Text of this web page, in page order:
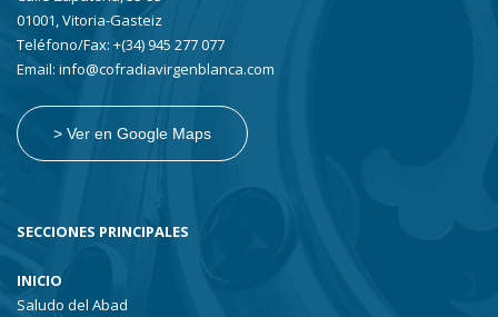
01001, Vitoria-Gasteiz
Teléfono/Fax: +(34) 945 277 077
Email: info@cofradiavirgenblanca.com
> Ver en Google Maps
SECCIONES PRINCIPALES
INICIO
Saludo del Abad